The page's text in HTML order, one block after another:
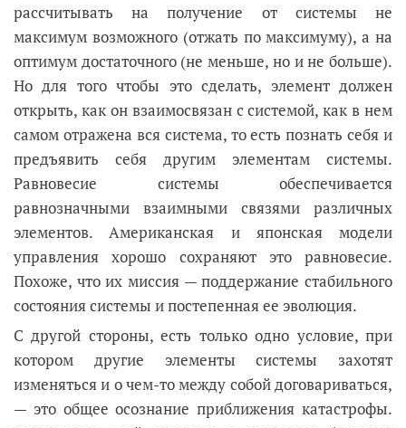
рассчитывать на получение от системы не
максимум возможного (отжать по максимуму), а на
оптимум достаточного (не меньше, но и не больше).
Но для того чтобы это сделать, элемент должен
открыть, как он взаимосвязан с системой, как в нем
самом отражена вся система, то есть познать себя и
предъявить себя другим элементам системы.
Равновесие системы обеспечивается
равнозначными взаимными связями различных
элементов. Американская и японская модели
управления хорошо сохраняют это равновесие.
Похоже, что их миссия — поддержание стабильного
состояния системы и постепенная ее эволюция.
С другой стороны, есть только одно условие, при
котором другие элементы системы захотят
изменяться и о чем-то между собой договариваться,
— это общее осознание приближения катастрофы.